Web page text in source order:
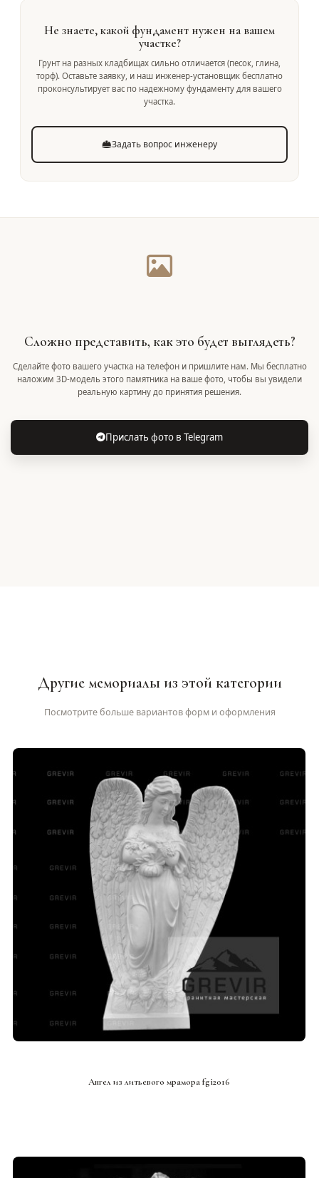
Не знаете, какой фундамент нужен на вашем
участке?
Грунт на разных кладбищах сильно отличается (песок, глина,
торф). Оставьте заявку, и наш инженер-установщик бесплатно
проконсультирует вас по надежному фундаменту для вашего
участка.
Задать вопрос инженеру
Сложно представить, как это будет выглядеть?
Сделайте фото вашего участка на телефон и пришлите нам. Мы бесплатно
наложим 3D-модель этого памятника на ваше фото, чтобы вы увидели
реальную картину до принятия решения.
Прислать фото в Telegram
Другие мемориалы из этой категории
Посмотрите больше вариантов форм и оформления
Ангел из литьевого мрамора fgi2016